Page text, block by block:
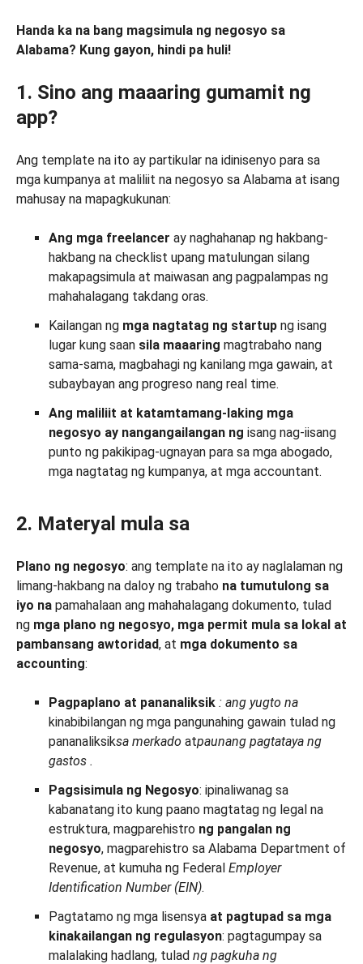
Handa ka na bang magsimula ng negosyo sa
Alabama? Kung gayon, hindi pa huli!
1. Sino ang maaaring gumamit ng
app?
Ang template na ito ay partikular na idinisenyo para sa
mga kumpanya at maliliit na negosyo sa Alabama at isang
mahusay na mapagkukunan:
Ang mga freelancer ay naghahanap ng hakbang-
hakbang na checklist upang matulungan silang
makapagsimula at maiwasan ang pagpalampas ng
mahahalagang takdang oras.
Kailangan ng mga nagtatag ng startup ng isang
lugar kung saan sila maaaring magtrabaho nang
sama-sama, magbahagi ng kanilang mga gawain, at
subaybayan ang progreso nang real time.
Ang maliliit at katamtamang-laking mga
negosyo ay nangangailangan ng isang nag-iisang
punto ng pakikipag-ugnayan para sa mga abogado,
mga nagtatag ng kumpanya, at mga accountant.
2. Materyal mula sa
Plano ng negosyo: ang template na ito ay naglalaman ng
limang-hakbang na daloy ng trabaho na tumutulong sa
iyo na pamahalaan ang mahahalagang dokumento, tulad
ng mga plano ng negosyo, mga permit mula sa lokal at
pambansang awtoridad, at mga dokumento sa
accounting:
Pagpaplano at pananaliksik : ang yugto na
kinabibilangan ng mga pangunahing gawain tulad ng
pananaliksiksa merkado atpaunang pagtataya ng
gastos .
Pagsisimula ng Negosyo: ipinaliwanag sa
kabanatang ito kung paano magtatag ng legal na
estruktura, magparehistro ng pangalan ng
negosyo, magparehistro sa Alabama Department of
Revenue, at kumuha ng Federal Employer
Identification Number (EIN).
Pagtatamo ng mga lisensya at pagtupad sa mga
kinakailangan ng regulasyon: pagtagumpay sa
malalaking hadlang, tulad ng pagkuha ng